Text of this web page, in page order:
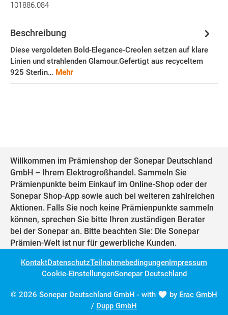
101886.084
Beschreibung
Diese vergoldeten Bold-Elegance-Creolen setzen auf klare
Linien und strahlenden Glamour.Gefertigt aus recyceltem
925 Sterlin… Mehr
Willkommen im Prämienshop der Sonepar Deutschland
GmbH – Ihrem Elektrogroßhandel. Sammeln Sie
Prämienpunkte beim Einkauf im Online-Shop oder der
Sonepar Shop-App sowie auch bei weiteren zahlreichen
Aktionen. Falls Sie noch keine Prämienpunkte sammeln
können, sprechen Sie bitte Ihren zuständigen Berater
bei der Sonepar an. Bitte beachten Sie: Die Sonepar
Prämien-Welt ist nur für gewerbliche Kunden.
© 2026 Sonepar Deutschland GmbH - with by Erac GmbH
/ Dupp GmbH
KontaktDatenschutzTeilnahmebedingungenImpressum
Cookie-EinstellungenSonepar Deutschland